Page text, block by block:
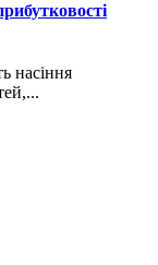
насіння